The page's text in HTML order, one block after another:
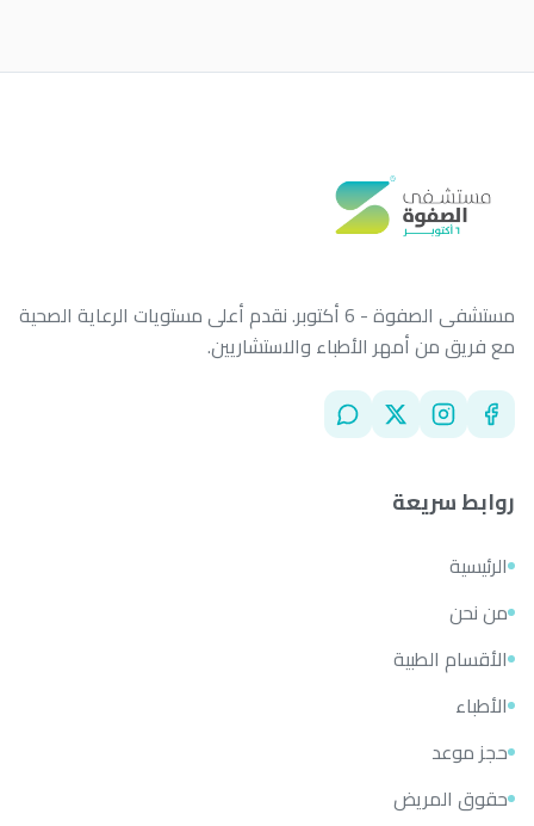
اتصل بنا
مستشفى الصفوة - 6 أكتوبر. نقدم أعلى مستويات الرعاية الصحية
مع فريق من أمهر الأطباء والاستشاريين.
روابط سريعة
الرئيسية
من نحن
الأقسام الطبية
الأطباء
حجز موعد
حقوق المريض